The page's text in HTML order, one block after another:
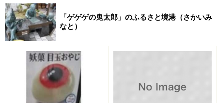
「ゲゲゲの鬼太郎」のふるさと境港（さかいみ
なと）